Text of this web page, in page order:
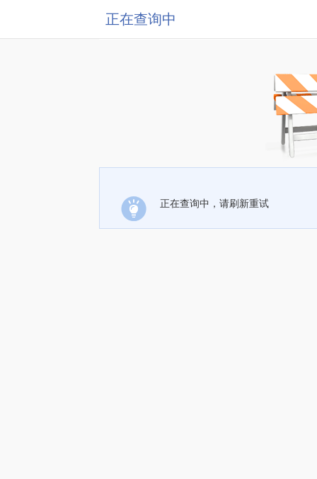
正在查询中
正在查询中，请刷新重试